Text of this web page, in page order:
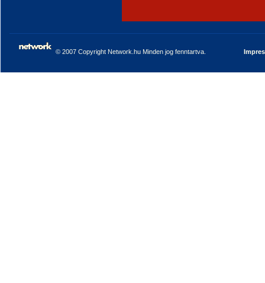
© 2007 Copyright Network.hu Minden jog fenntartva.